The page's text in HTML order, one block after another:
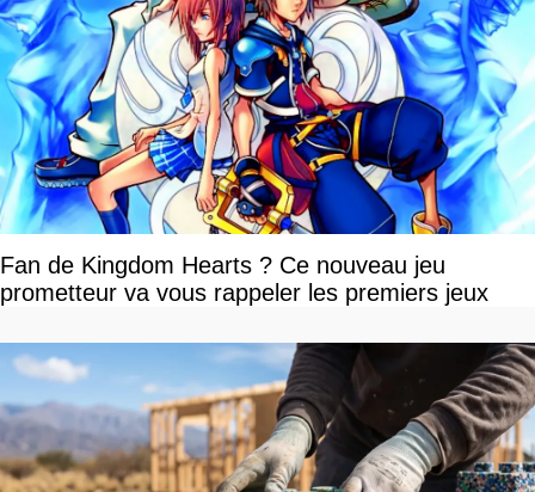
Fan de Kingdom Hearts ? Ce nouveau jeu
prometteur va vous rappeler les premiers jeux